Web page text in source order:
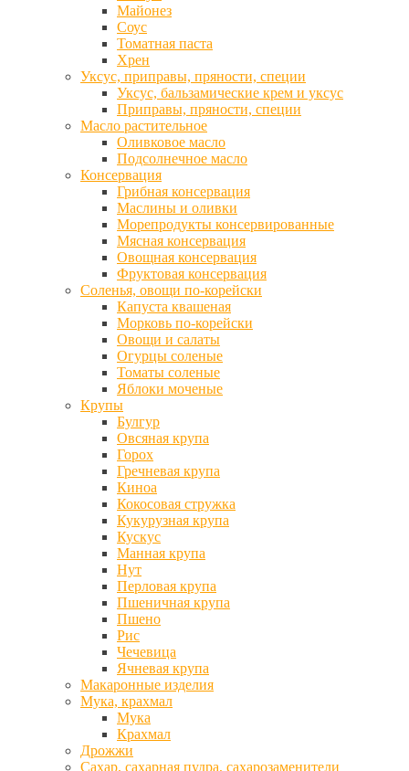
Майонез
Соус
Томатная паста
Хрен
Уксус, приправы, пряности, специи
Уксус, бальзамические крем и уксус
Приправы, пряности, специи
Масло растительное
Оливковое масло
Подсолнечное масло
Консервация
Грибная консервация
Маслины и оливки
Морепродукты консервированные
Мясная консервация
Овощная консервация
Фруктовая консервация
Соленья, овощи по-корейски
Капуста квашеная
Морковь по-корейски
Овощи и салаты
Огурцы соленые
Томаты соленые
Яблоки моченые
Крупы
Булгур
Овсяная крупа
Горох
Гречневая крупа
Киноа
Кокосовая стружка
Кукурузная крупа
Кускус
Манная крупа
Нут
Перловая крупа
Пшеничная крупа
Пшено
Рис
Чечевица
Ячневая крупа
Макаронные изделия
Мука, крахмал
Мука
Крахмал
Дрожжи
Сахар, сахарная пудра, сахарозаменители